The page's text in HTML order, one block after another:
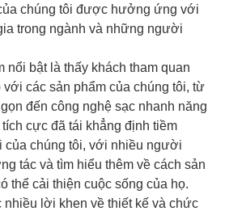
chúng tôi được hưởng ứng với
trong ngành và những người
nổi bật là thấy khách tham quan
các sản phẩm của chúng tôi, từ
đến công nghệ sạc nhanh năng
cực đã tái khẳng định tiềm
của chúng tôi, với nhiều người
tác và tìm hiểu thêm về cách sản
thể cải thiện cuộc sống của họ.
lời khen về thiết kế và chức